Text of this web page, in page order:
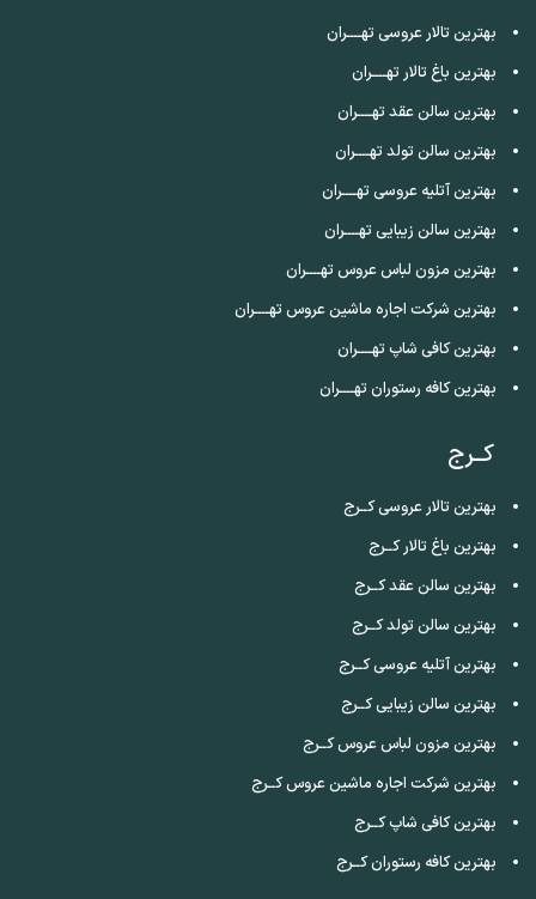
بهترین تالار عروسی تهــــران
بهترین باغ تالار تهــــران
بهترین سالن عقد تهــــران
بهترین سالن تولد تهــــران
بهترین آتلیه عروسی تهــــران
بهترین سالن زیبایی تهــــران
بهترین مزون لباس عروس تهــــران
بهترین شرکت اجاره ماشین عروس تهــــران
بهترین کافی شاپ تهــــران
بهترین کافه رستوران تهــــران
کــرج
بهترین تالار عروسی کــرج
بهترین باغ تالار کــرج
بهترین سالن عقد کــرج
بهترین سالن تولد کــرج
بهترین آتلیه عروسی کــرج
بهترین سالن زیبایی کــرج
بهترین مزون لباس عروس کــرج
بهترین شرکت اجاره ماشین عروس کــرج
بهترین کافی شاپ کــرج
بهترین کافه رستوران کــرج